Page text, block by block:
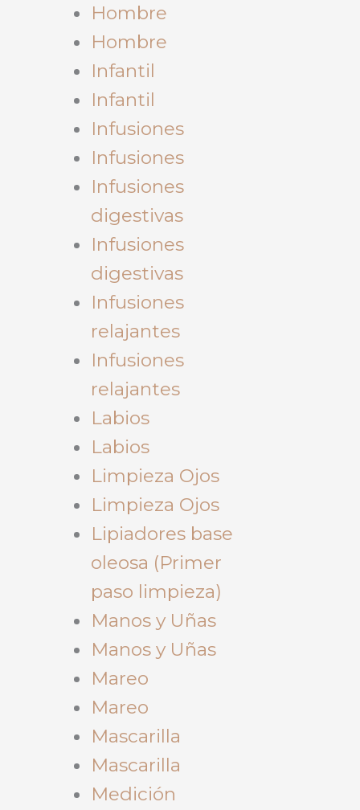
Hombre
Hombre
Infantil
Infantil
Infusiones
Infusiones
Infusiones
digestivas
Infusiones
digestivas
Infusiones
relajantes
Infusiones
relajantes
Labios
Labios
Limpieza Ojos
Limpieza Ojos
Lipiadores base
oleosa (Primer
paso limpieza)
Manos y Uñas
Manos y Uñas
Mareo
Mareo
Mascarilla
Mascarilla
Medición